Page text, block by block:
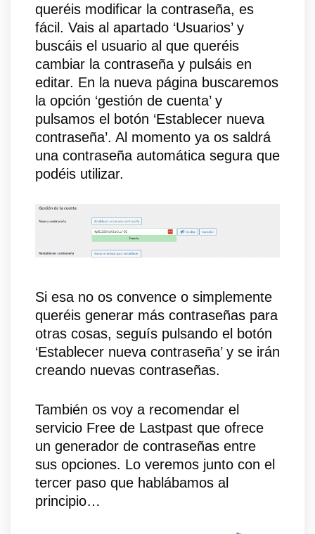
queréis modificar la contraseña, es
fácil. Vais al apartado ‘Usuarios’ y
buscáis el usuario al que queréis
cambiar la contraseña y pulsáis en
editar. En la nueva página buscaremos
la opción ‘gestión de cuenta’ y
pulsamos el botón ‘Establecer nueva
contraseña’. Al momento ya os saldrá
una contraseña automática segura que
podéis utilizar.
Si esa no os convence o simplemente
queréis generar más contraseñas para
otras cosas, seguís pulsando el botón
‘Establecer nueva contraseña’ y se irán
creando nuevas contraseñas.
También os voy a recomendar el
servicio Free de Lastpast que ofrece
un generador de contraseñas entre
sus opciones. Lo veremos junto con el
tercer paso que hablábamos al
principio…